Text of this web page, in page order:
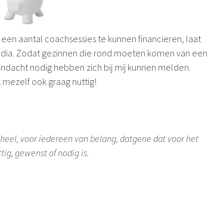
aantal coachsessies te kunnen financieren, laat
Zodat gezinnen die rond moeten komen van een
nodig hebben zich bij mij kunnen melden.
mezelf ook graag nuttig!
voor iedereen van belang, datgene dat voor het
gewenst of nodig is.